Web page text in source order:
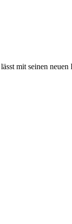
mit seinen